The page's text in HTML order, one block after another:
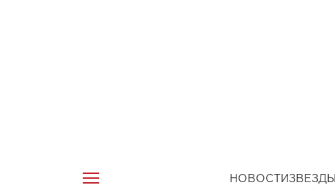
НОВОСТИ ЗВЕЗДЫ